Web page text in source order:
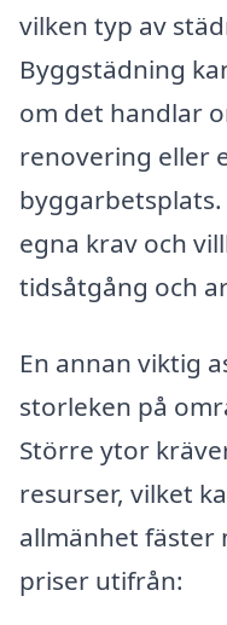
vilken typ av
Byggstädning
om det handlar
renovering eller
egna krav och
tidsåtgång och
En annan viktig
storleken på
Större ytor
resurser, vilket
allmänhet fäster
priser utifrån: